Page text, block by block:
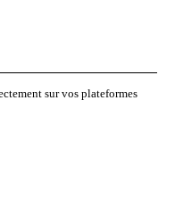
sur vos plateformes